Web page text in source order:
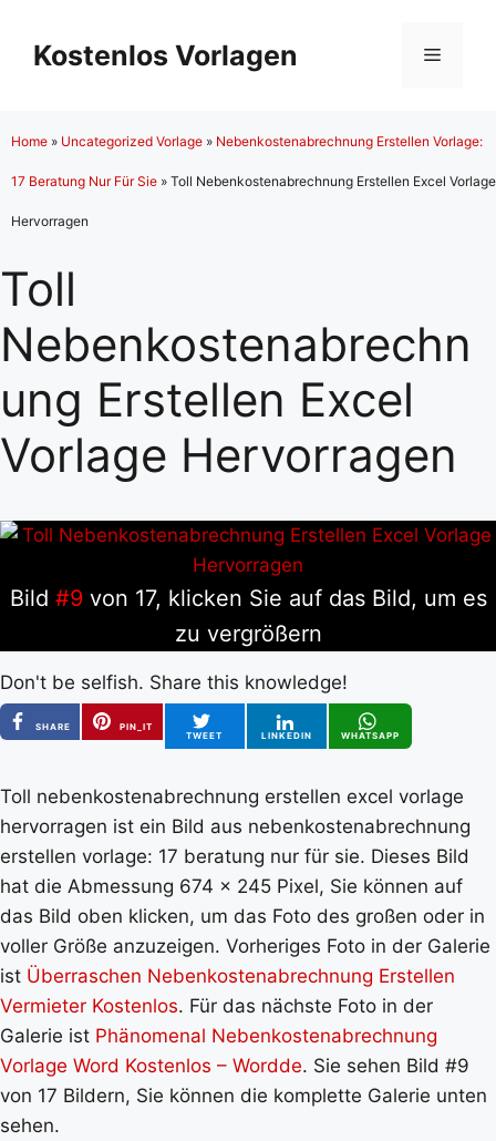
Inhalt
springen
Kostenlos Vorlagen Menü
Home » Uncategorized Vorlage » Nebenkostenabrechnung Erstellen Vorlage:
17 Beratung Nur Für Sie » Toll Nebenkostenabrechnung Erstellen Excel Vorlage
Hervorragen
Toll
Nebenkostenabrechn
ung Erstellen Excel
Vorlage Hervorragen
Bild #9von 17, klicken Sie auf das Bild, um es
zu vergrößern
Don't be selfish. Share this knowledge!
SHARE
PIN_IT
TWEET
LINKEDIN WHATSAPP
Toll nebenkostenabrechnung erstellen excel vorlage
hervorragen ist ein Bild aus nebenkostenabrechnung
erstellen vorlage: 17 beratung nur für sie. Dieses Bild
hat die Abmessung 674 x 245 Pixel, Sie können auf
das Bild oben klicken, um das Foto des großen oder in
voller Größe anzuzeigen. Vorheriges Foto in der Galerie
ist Überraschen Nebenkostenabrechnung Erstellen
Vermieter Kostenlos. Für das nächste Foto in der
Galerie ist Phänomenal Nebenkostenabrechnung
Vorlage Word Kostenlos – Wordde. Sie sehen Bild #9
von 17 Bildern, Sie können die komplette Galerie unten
sehen.